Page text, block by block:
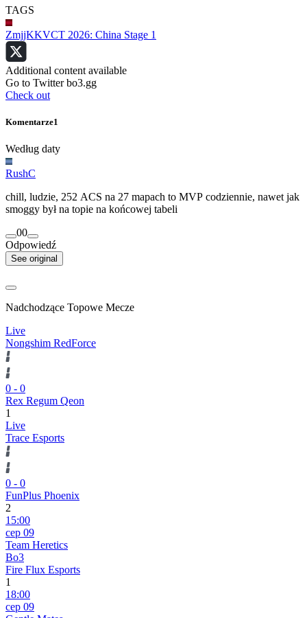
TAGS
ZmjjKKVCT 2026: China Stage 1
Additional content available
Go to Twitter bo3.gg
Check out
Komentarze1
Według daty
RushC
chill, ludzie, 252 ACS na 27 mapach to MVP codziennie, nawet jak
smoggy był na topie na końcowej tabeli
00
Odpowiedź
See original
Nadchodzące Topowe Mecze
Live
Nongshim RedForce
0 - 0
Rex Regum Qeon
1
Live
Trace Esports
0 - 0
FunPlus Phoenix
2
15:00
сер 09
Team Heretics
Bo3
Fire Flux Esports
1
18:00
сер 09